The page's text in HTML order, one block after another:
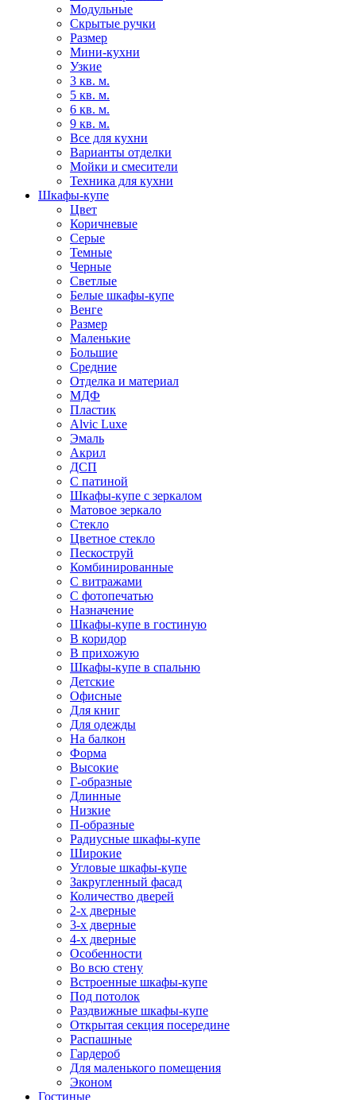
Модульные
Скрытые ручки
Размер
Мини-кухни
Узкие
3 кв. м.
5 кв. м.
6 кв. м.
9 кв. м.
Все для кухни
Варианты отделки
Мойки и смесители
Техника для кухни
Шкафы-купе
Цвет
Коричневые
Серые
Темные
Черные
Светлые
Белые шкафы-купе
Венге
Размер
Маленькие
Большие
Средние
Отделка и материал
МДФ
Пластик
Alvic Luxe
Эмаль
Акрил
ДСП
С патиной
Шкафы-купе с зеркалом
Матовое зеркало
Стекло
Цветное стекло
Пескоструй
Комбинированные
С витражами
С фотопечатью
Назначение
Шкафы-купе в гостиную
В коридор
В прихожую
Шкафы-купе в спальню
Детские
Офисные
Для книг
Для одежды
На балкон
Форма
Высокие
Г-образные
Длинные
Низкие
П-образные
Радиусные шкафы-купе
Широкие
Угловые шкафы-купе
Закругленный фасад
Количество дверей
2-х дверные
3-х дверные
4-х дверные
Особенности
Во всю стену
Встроенные шкафы-купе
Под потолок
Раздвижные шкафы-купе
Открытая секция посередине
Распашные
Гардероб
Для маленького помещения
Эконом
Гостиные